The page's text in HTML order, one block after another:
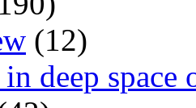
(12)
deep space